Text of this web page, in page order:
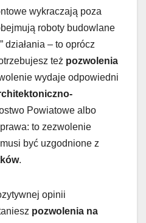
wykraczają poza
roboty budowlane
działania – to oprócz
też pozwolenia
wydaje odpowiedni
Powiatowe albo
to zezwolenie
być uzgodnione z
.
opinii
pozwolenia na